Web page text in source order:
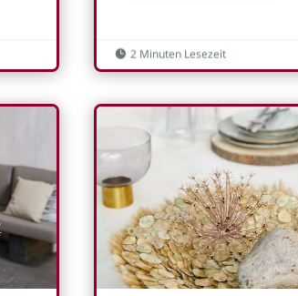
 2 Minuten Lesezeit